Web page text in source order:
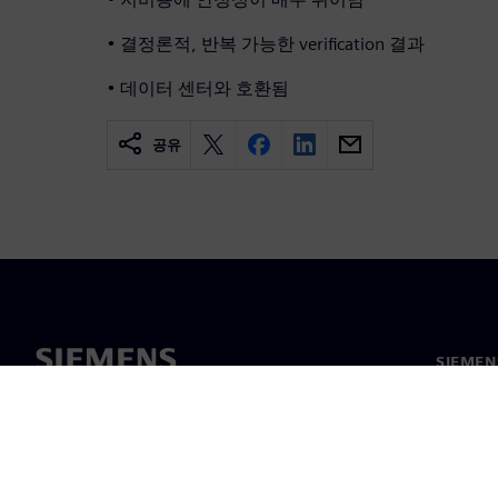
• 결정론적, 반복 가능한 verification 결과
• 데이터 센터와 호환됨
공유